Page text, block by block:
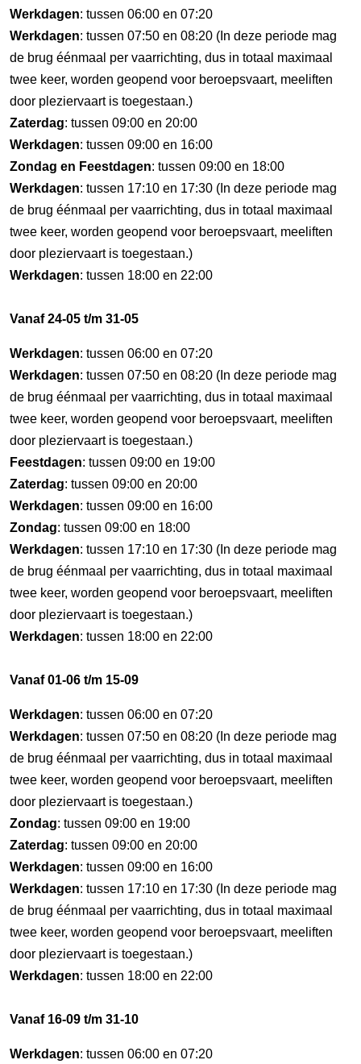
Werkdagen: tussen 06:00 en 07:20
Werkdagen: tussen 07:50 en 08:20 (In deze periode mag
de brug éénmaal per vaarrichting, dus in totaal maximaal
twee keer, worden geopend voor beroepsvaart, meeliften
door pleziervaart is toegestaan.)
Zaterdag: tussen 09:00 en 20:00
Werkdagen: tussen 09:00 en 16:00
Zondag en Feestdagen: tussen 09:00 en 18:00
Werkdagen: tussen 17:10 en 17:30 (In deze periode mag
de brug éénmaal per vaarrichting, dus in totaal maximaal
twee keer, worden geopend voor beroepsvaart, meeliften
door pleziervaart is toegestaan.)
Werkdagen: tussen 18:00 en 22:00
Vanaf 24-05 t/m 31-05
Werkdagen: tussen 06:00 en 07:20
Werkdagen: tussen 07:50 en 08:20 (In deze periode mag
de brug éénmaal per vaarrichting, dus in totaal maximaal
twee keer, worden geopend voor beroepsvaart, meeliften
door pleziervaart is toegestaan.)
Feestdagen: tussen 09:00 en 19:00
Zaterdag: tussen 09:00 en 20:00
Werkdagen: tussen 09:00 en 16:00
Zondag: tussen 09:00 en 18:00
Werkdagen: tussen 17:10 en 17:30 (In deze periode mag
de brug éénmaal per vaarrichting, dus in totaal maximaal
twee keer, worden geopend voor beroepsvaart, meeliften
door pleziervaart is toegestaan.)
Werkdagen: tussen 18:00 en 22:00
Vanaf 01-06 t/m 15-09
Werkdagen: tussen 06:00 en 07:20
Werkdagen: tussen 07:50 en 08:20 (In deze periode mag
de brug éénmaal per vaarrichting, dus in totaal maximaal
twee keer, worden geopend voor beroepsvaart, meeliften
door pleziervaart is toegestaan.)
Zondag: tussen 09:00 en 19:00
Zaterdag: tussen 09:00 en 20:00
Werkdagen: tussen 09:00 en 16:00
Werkdagen: tussen 17:10 en 17:30 (In deze periode mag
de brug éénmaal per vaarrichting, dus in totaal maximaal
twee keer, worden geopend voor beroepsvaart, meeliften
door pleziervaart is toegestaan.)
Werkdagen: tussen 18:00 en 22:00
Vanaf 16-09 t/m 31-10
Werkdagen: tussen 06:00 en 07:20